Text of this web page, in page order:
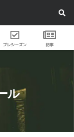
プレシーズン 記事
ル